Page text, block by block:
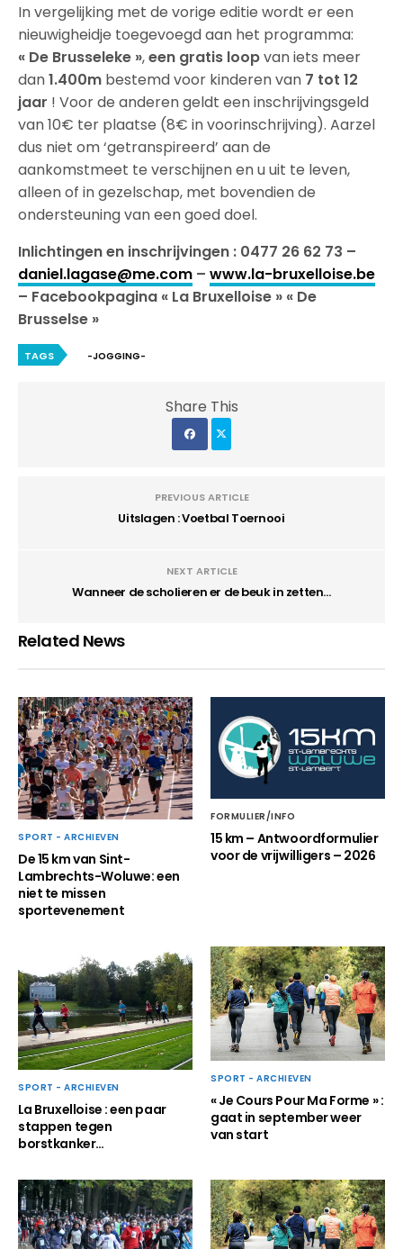
In vergelijking met de vorige editie wordt er een
nieuwigheidje toegevoegd aan het programma:
« De Brusseleke »,een gratis loopvan iets meer
dan1.400m bestemd voor kinderen van 7 tot 12
jaar ! Voor de anderen geldt een inschrijvingsgeld
van 10€ ter plaatse (8€ in voorinschrijving). Aarzel
dus niet om ‘getranspireerd’ aan de
aankomstmeet te verschijnen en u uit te leven,
alleen of in gezelschap, met bovendien de
ondersteuning van een goed doel.
Inlichtingen en inschrijvingen : 0477 26 62 73 –
daniel.lagase@me.com –www.la-bruxelloise.be
– Facebookpagina « La Bruxelloise » « De
Brusselse »
TAGS -JOGGING-
Share This
PREVIOUS ARTICLE
Uitslagen : Voetbal Toernooi
NEXT ARTICLE
Wanneer de scholieren er de beuk in zetten…
Related News
SPORT - ARCHIEVEN
De 15 km van Sint-
Lambrechts-Woluwe: een
niet te missen
sportevenement
FORMULIER/INFO
15 km – Antwoordformulier
voor de vrijwilligers – 2026
SPORT - ARCHIEVEN
La Bruxelloise : een paar
stappen tegen
borstkanker…
SPORT - ARCHIEVEN
« Je Cours Pour Ma Forme » :
gaat in september weer
van start